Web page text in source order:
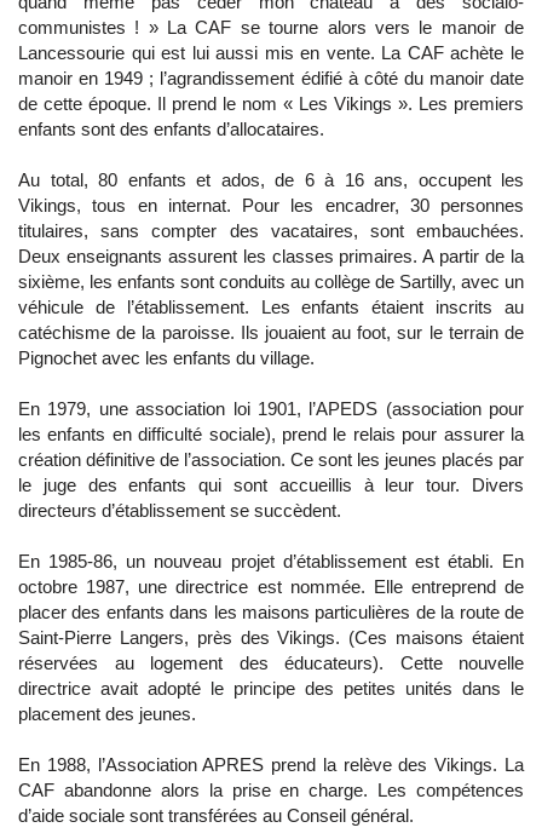
communistes ! » La CAF se tourne alors vers le manoir de
Lancessourie qui est lui aussi mis en vente. La CAF achète le
manoir en 1949 ; l’agrandissement édifié à côté du manoir date
de cette époque. Il prend le nom « Les Vikings ». Les premiers
enfants sont des enfants d’allocataires.
Au total, 80 enfants et ados, de 6 à 16 ans, occupent les
Vikings, tous en internat. Pour les encadrer, 30 personnes
titulaires, sans compter des vacataires, sont embauchées.
Deux enseignants assurent les classes primaires. A partir de la
sixième, les enfants sont conduits au collège de Sartilly, avec un
véhicule de l’établissement. Les enfants étaient inscrits au
catéchisme de la paroisse. Ils jouaient au foot, sur le terrain de
Pignochet avec les enfants du village.
En 1979, une association loi 1901, l’APEDS (association pour
les enfants en difficulté sociale), prend le relais pour assurer la
création définitive de l’association. Ce sont les jeunes placés par
le juge des enfants qui sont accueillis à leur tour. Divers
directeurs d’établissement se succèdent.
En 1985-86, un nouveau projet d’établissement est établi. En
octobre 1987, une directrice est nommée. Elle entreprend de
placer des enfants dans les maisons particulières de la route de
Saint-Pierre Langers, près des Vikings. (Ces maisons étaient
réservées au logement des éducateurs). Cette nouvelle
directrice avait adopté le principe des petites unités dans le
placement des jeunes.
En 1988, l’Association APRES prend la relève des Vikings. La
CAF abandonne alors la prise en charge. Les compétences
d’aide sociale sont transférées au Conseil général.